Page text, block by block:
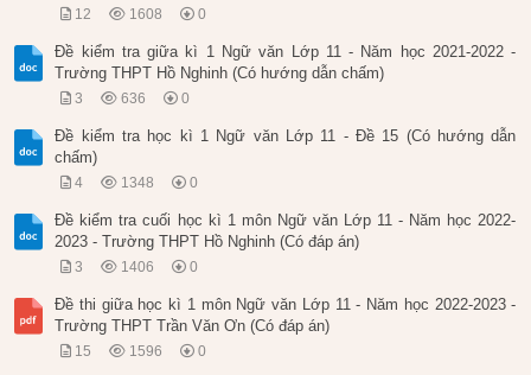
12 1608 0
Đề kiểm tra giữa kì 1 Ngữ văn Lớp 11 - Năm học 2021-2022 -
Trường THPT Hồ Nghinh (Có hướng dẫn chấm)
3 636 0
Đề kiểm tra học kì 1 Ngữ văn Lớp 11 - Đề 15 (Có hướng dẫn
chấm)
4 1348 0
Đề kiểm tra cuối học kì 1 môn Ngữ văn Lớp 11 - Năm học 2022-
2023 - Trường THPT Hồ Nghinh (Có đáp án)
3 1406 0
Đề thi giữa học kì 1 môn Ngữ văn Lớp 11 - Năm học 2022-2023 -
Trường THPT Trần Văn Ơn (Có đáp án)
15 1596 0